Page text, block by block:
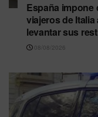
España impone
viajeros de
levantar sus
08/08/2026